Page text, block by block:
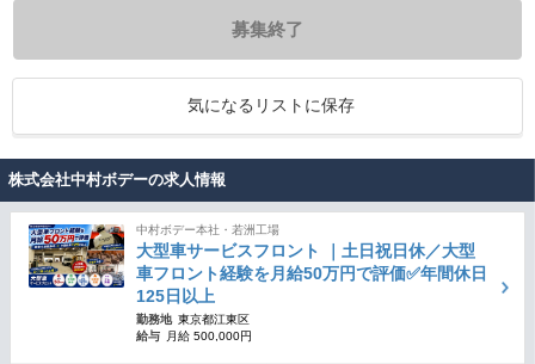
募集終了
気になるリストに保存
株式会社中村ボデーの求人情報
中村ボデー本社・若洲工場
大型車サービスフロント ｜土日祝日休／大型
車フロント経験を月給50万円で評価✅年間休日
125日以上
勤務地 東京都江東区
給与
月給 500,000円